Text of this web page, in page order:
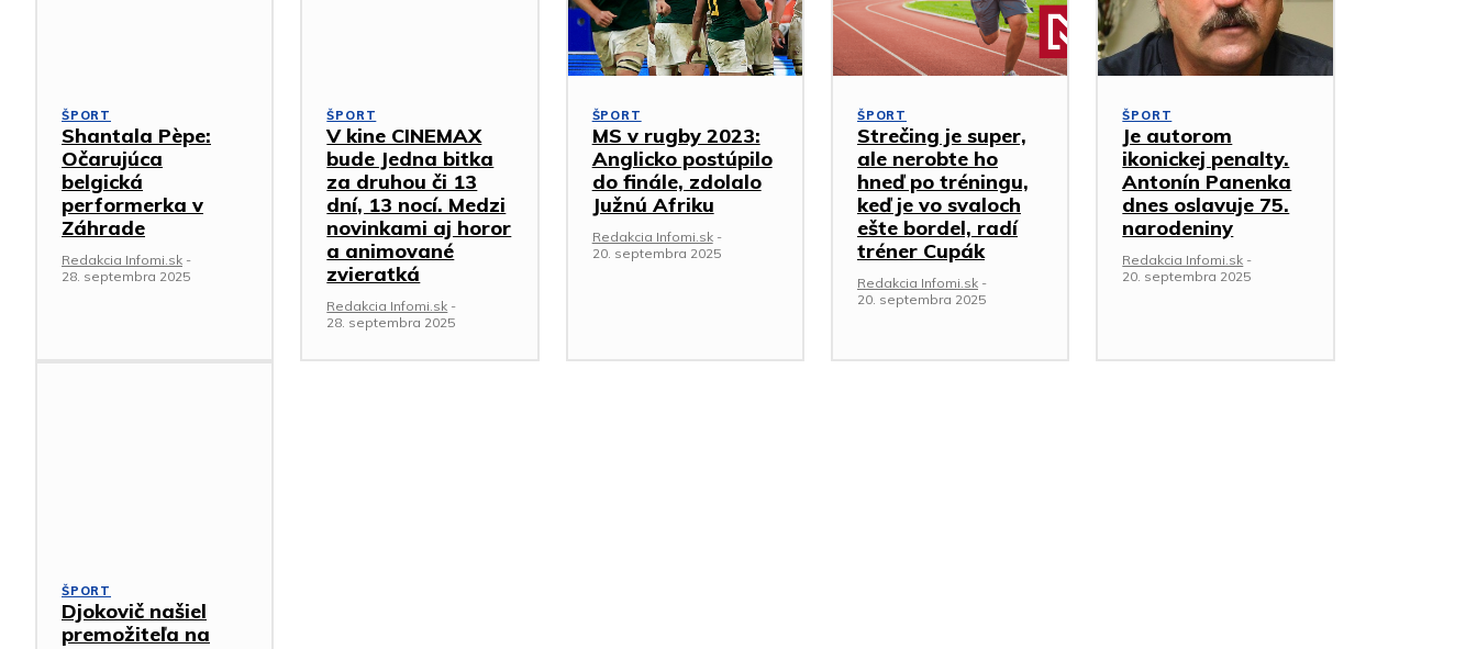
ŠPORT
Shantala Pèpe:
Očarujúca
belgická
performerka v
Záhrade
Redakcia Infomi.sk -
28. septembra 2025
ŠPORT
V kine CINEMAX
bude Jedna bitka
za druhou či 13
dní, 13 nocí. Medzi
novinkami aj horor
a animované
zvieratká
Redakcia Infomi.sk -
28. septembra 2025
ŠPORT
MS v rugby 2023:
Anglicko postúpilo
do finále, zdolalo
Južnú Afriku
Redakcia Infomi.sk -
20. septembra 2025
ŠPORT
Strečing je super,
ale nerobte ho
hneď po tréningu,
keď je vo svaloch
ešte bordel, radí
tréner Cupák
Redakcia Infomi.sk -
20. septembra 2025
ŠPORT
Je autorom
ikonickej penalty.
Antonín Panenka
dnes oslavuje 75.
narodeniny
Redakcia Infomi.sk -
20. septembra 2025
ŠPORT
Djokovič našiel
premožiteľa na